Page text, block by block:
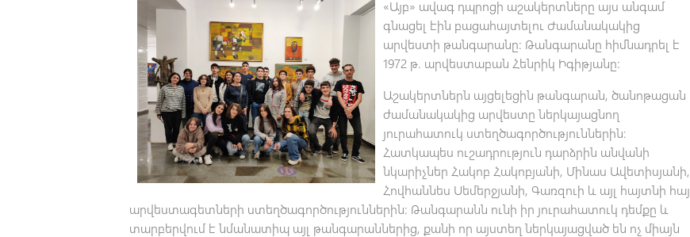
«Այբ» ավագ դպրոցի աշակերտները այս անգամ
գնացել էին բացահայտելու Ժամանակակից
արվեստի թանգարանը: Թանգարանը հիմնադրել է
1972 թ. արվեստաբան Հենրիկ Իգիթյանը:
Աշակերտներն այցելեցին թանգարան, ծանոթացան
ժամանակակից արվեստը ներկայացնող
յուրահատուկ ստեղծագործություններին։
Հատկապես ուշադրություն դարձրին անվանի
նկարիչներ Հակոբ Հակոբյանի, Մինաս Ավետիսյանի,
Հովհաննես Սեմերջյանի, Գառզուի և այլ հայտնի հայ
արվեստագետների ստեղծագործություններին։ Թանգարանն ունի իր յուրահատուկ դեմքը և
տարբերվում է նմանատիպ այլ թանգարաններից, քանի որ այստեղ ներկայացված են ոչ միայն